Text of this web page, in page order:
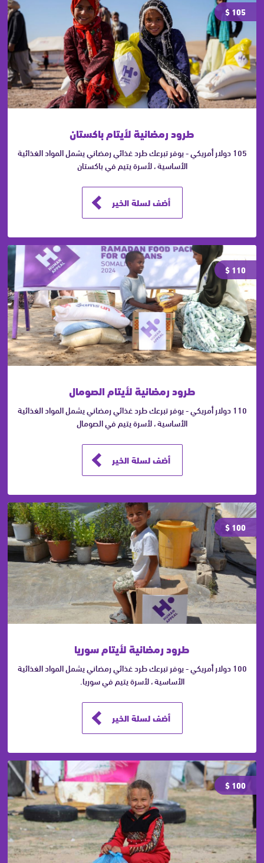
105 $
طرود رمضانية لأيتام باكستان
105 دولار أمريكي - يوفر تبرعك طرد غذائي رمضاني يشمل المواد الغذائية
الأساسية ، لأسرة يتيم في باكستان
أضف لسلة الخير
110 $
طرود رمضانية لأيتام الصومال
110 دولار أمريكي - يوفر تبرعك طرد غذائي رمضاني يشمل المواد الغذائية
الأساسية ، لأسرة يتيم في الصومال
أضف لسلة الخير
100 $
طرود رمضانية لأيتام سوريا
100 دولار أمريكي - يوفر تبرعك طرد غذائي رمضاني يشمل المواد الغذائية
الأساسية ، لأسرة يتيم في سوريا.
أضف لسلة الخير
100 $